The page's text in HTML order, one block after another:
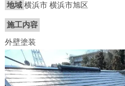
地域 横浜市 横浜市旭区
施工内容
外壁塗装